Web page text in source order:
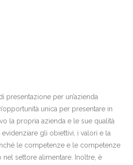
presentazione per un’azienda
unica per presentare in
la propria azienda e le sue qualità
gli obiettivi, i valori e la
le competenze e le competenze
settore alimentare. Inoltre, è